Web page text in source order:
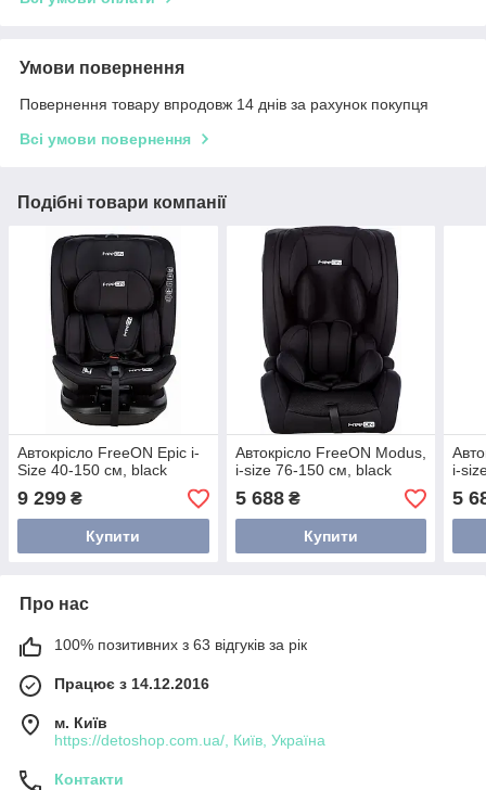
Умови повернення
Повернення товару впродовж 14 днів за рахунок покупця
Всі умови повернення
Подібні товари компанії
Автокрісло FreeON Epic i-
Size 40-150 см, black
9 299 ₴
Купити
Автокрісло FreeON Modus,
i-size 76-150 см, black
5 688₴
Купити
i-
5
Про нас
100% позитивних з 63 відгуків за рік
Працює з 14.12.2016
м. Київ
https://detoshop.com.ua/, Київ, Україна
Контакти